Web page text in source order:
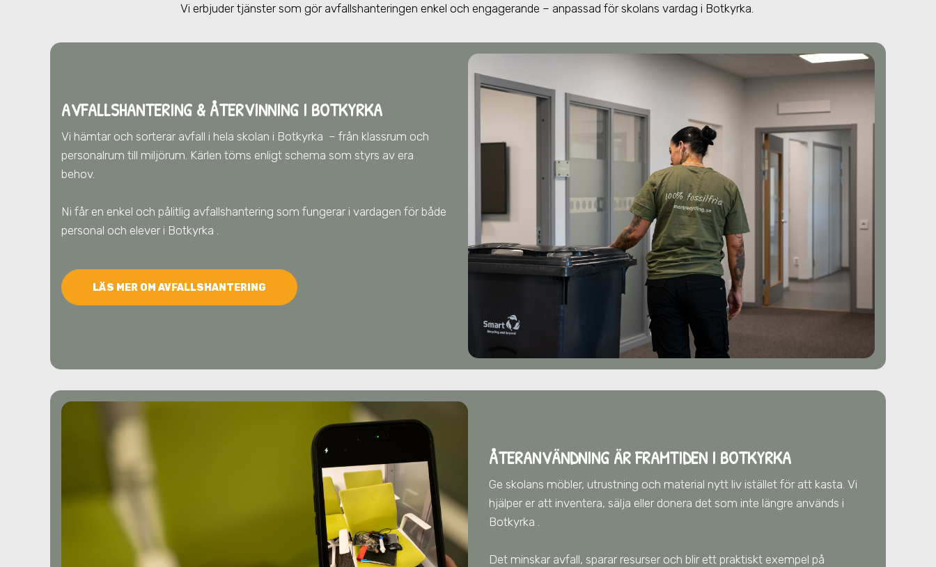
Vi erbjuder tjänster som gör avfallshanteringen enkel och engagerande – anpassad för skolans vardag i Botkyrka.
AVFALLSHANTERING & ÅTERVINNING I BOTKYRKA
Vi hämtar och sorterar avfall i hela skolan i Botkyrka – från klassrum och
personalrum till miljörum. Kärlen töms enligt schema som styrs av era
behov.
Ni får en enkel och pålitlig avfallshantering som fungerar i vardagen för både
personal och elever i Botkyrka
LÄS MER OM AVFALLSHANTERING
ÅTERANVÄNDNING ÄR FRAMTIDEN I BOTKYRKA
Ge skolans möbler, utrustning och material nytt liv istället för att kasta. Vi
hjälper er att inventera, sälja eller donera det som inte längre används i
Botkyrka
Det minskar avfall, sparar resurser och blir ett praktiskt exempel på